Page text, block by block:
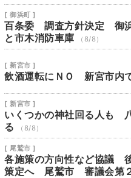
[ 御浜町 ]
百条委 調査方針決定 御
と市木消防車庫
（8/8）
[ 新宮市 ]
飲酒運転にＮＯ 新宮市内
[ 新宮市 ]
いくつかの神社回る人も
る
（8/8）
[ 尾鷲市 ]
各施策の方向性など協議
策定へ 尾鷲市 審議会第